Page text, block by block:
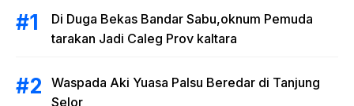
Di Duga Bekas Bandar Sabu,oknum Pemuda
tarakan Jadi Caleg Prov kaltara
Waspada Aki Yuasa Palsu Beredar di Tanjung
Selor